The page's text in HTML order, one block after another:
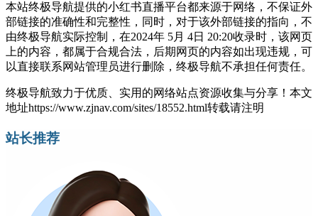
本站终极导航提供的小红书直播平台都来源于网络，不保证外
部链接的准确性和完整性，同时，对于该外部链接的指向，不
由终极导航实际控制，在2024年 5月 4日 20:20收录时，该网页
上的内容，都属于合规合法，后期网页的内容如出现违规，可
以直接联系网站管理员进行删除，终极导航不承担任何责任。
终极导航致力于优质、实用的网络站点资源收集与分享！ 本文
地址https://www.zjnav.com/sites/18552.html转载请注明
站长推荐